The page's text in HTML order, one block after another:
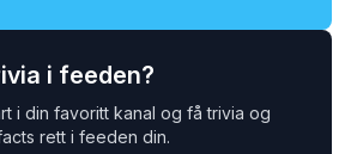
i feeden?
i din favoritt kanal og få trivia og
rett i feeden din.